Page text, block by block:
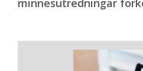
minnesutredningar